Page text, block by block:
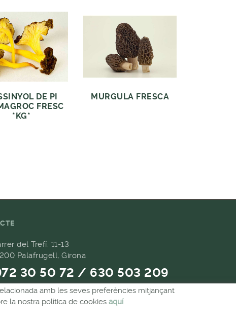
DE PI
FRESC
*KG*
MURGULA FRESCA
del Trefí. 11-13
Palafrugell, Girona
30 50 72 / 630 503 209
657 489
amb les seves preferències mitjançant
la nostra política de cookies aquí